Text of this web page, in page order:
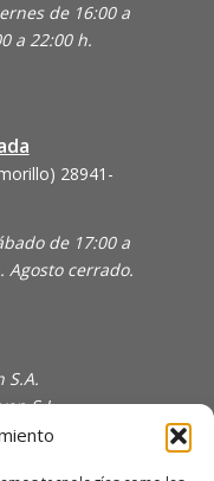
de 16:00 a
a 22:00 h.
28941-
de 17:00 a
Agosto cerrado.
S.A.
S.L.